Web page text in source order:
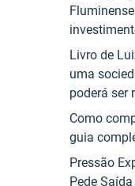
Livro de
uma
poderá ser
Como
guia
Pressão
Pede